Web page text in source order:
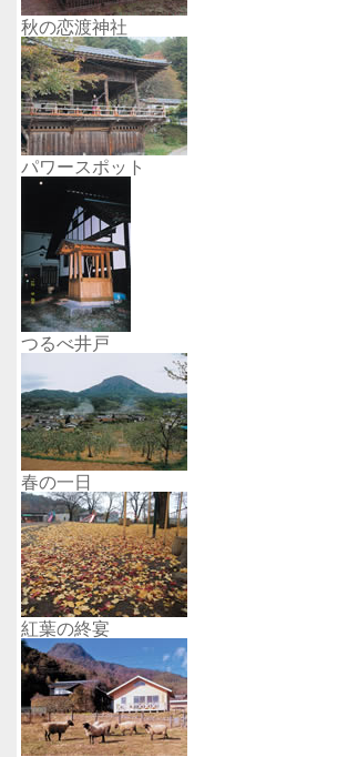
秋の恋渡神社
パワースポット
つるべ井戸
春の一日
紅葉の終宴